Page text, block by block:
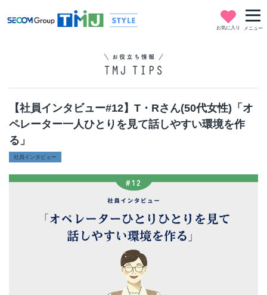
お気に入り メニュー
【社員インタビュー#12】T・Rさん(50代女性)「オ
ペレーター一人ひとりを見て話しやすい環境を作
る」
社員インタビュー